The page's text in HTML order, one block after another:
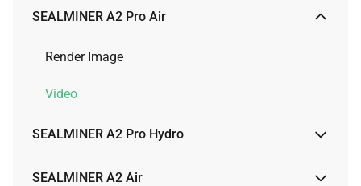
SEALMINER A2 Pro Air
Render Image
Video
SEALMINER A2 Pro Hydro
Render Image
SEALMINER A2 Air